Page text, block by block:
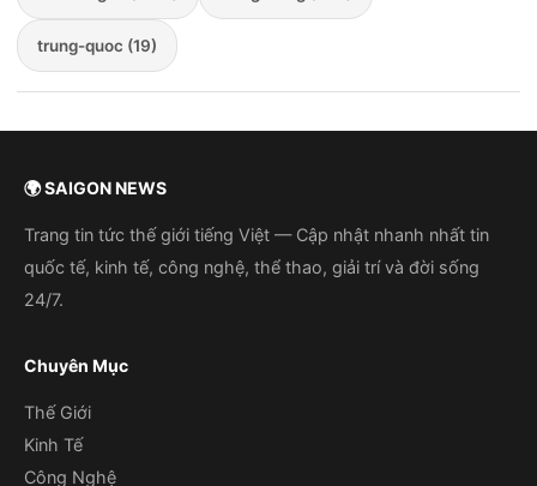
trung-quoc (19)
🌍 SAIGON NEWS
Trang tin tức thế giới tiếng Việt — Cập nhật nhanh nhất tin
quốc tế, kinh tế, công nghệ, thể thao, giải trí và đời sống
24/7.
Chuyên Mục
Thế Giới
Kinh Tế
Công Nghệ